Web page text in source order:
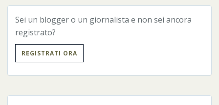
Sei un blogger o un giornalista e non sei ancora
registrato?
REGISTRATI ORA